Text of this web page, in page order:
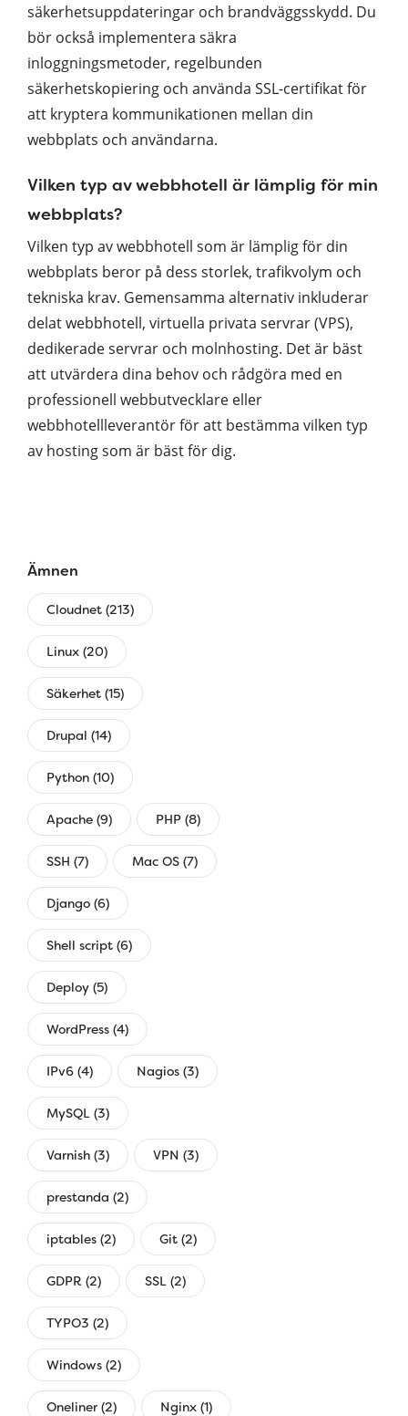
säkerhetsuppdateringar och brandväggsskydd. Du
bör också implementera säkra
inloggningsmetoder, regelbunden
säkerhetskopiering och använda SSL-certifikat för
att kryptera kommunikationen mellan din
webbplats och användarna.
Vilken typ av webbhotell är lämplig för min
webbplats?
Vilken typ av webbhotell som är lämplig för din
webbplats beror på dess storlek, trafikvolym och
tekniska krav. Gemensamma alternativ inkluderar
delat webbhotell, virtuella privata servrar (VPS),
dedikerade servrar och molnhosting. Det är bäst
att utvärdera dina behov och rådgöra med en
professionell webbutvecklare eller
webbhotellleverantör för att bestämma vilken typ
av hosting som är bäst för dig.
Ämnen
Cloudnet (213)
Linux (20)
Säkerhet (15)
Drupal (14)
Python (10)
Apache (9) PHP (8)
SSH (7) Mac OS (7)
Django (6)
Shell script (6)
Deploy (5)
WordPress (4)
IPv6 (4) Nagios (3)
MySQL (3)
Varnish (3) VPN (3)
prestanda (2)
iptables (2) Git (2)
GDPR (2) SSL (2)
TYPO3 (2)
Windows (2)
Oneliner (2) Nginx (1)